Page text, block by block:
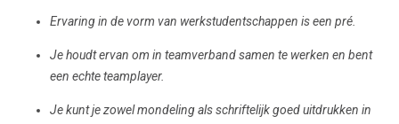
Ervaring in de vorm van werkstudentschappen is een pré.
Je houdt ervan om in teamverband samen te werken en bent
een echte teamplayer.
Je kunt je zowel mondeling als schriftelijk goed uitdrukken in